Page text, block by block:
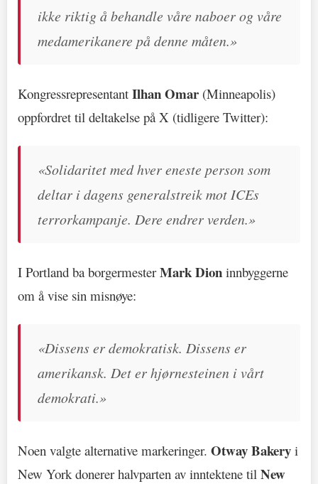
ikke riktig å behandle våre naboer og våre
medamerikanere på denne måten.»
Kongressrepresentant Ilhan Omar (Minneapolis)
oppfordret til deltakelse på X (tidligere Twitter):
«Solidaritet med hver eneste person som
deltar i dagens generalstreik mot ICEs
terrorkampanje. Dere endrer verden.»
I Portland ba borgermesterMark Dion innbyggerne
om å vise sin misnøye:
«Dissens er demokratisk. Dissens er
amerikansk. Det er hjørnesteinen i vårt
demokrati.»
Noen valgte alternative markeringer. Otway Bakery i
New York donerer halvparten av inntektene til New